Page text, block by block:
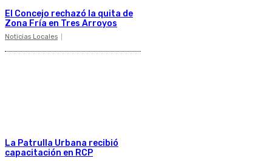
El Concejo rechazó la quita de
Zona Fría en Tres Arroyos
Noticias Locales
La Patrulla Urbana recibió
capacitación en RCP